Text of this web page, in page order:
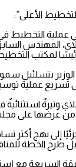
الأعلى”:
المهندس
لمكتب التخطيط
الوزير بتسلئيل
تسريع عملية
وتيرةٌ
من عرضها على
إلى نهج أكثر
طرح الخطة
السريعة مع